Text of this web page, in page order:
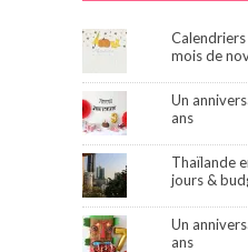
mois de
Un
ans
Thaïlande
jours &
Un
ans